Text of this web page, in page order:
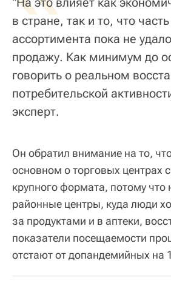
в стране, так и то, что
ассортимента пока не
продажу. Как минимум до
говорить о реальном
потребительской
эксперт.
Он обратил внимание на то,
основном о торговых центрах
крупного формата, потому что
районные центры, куда люди
за продуктами и в аптеки,
показатели посещаемости
отстают от допандемийных на